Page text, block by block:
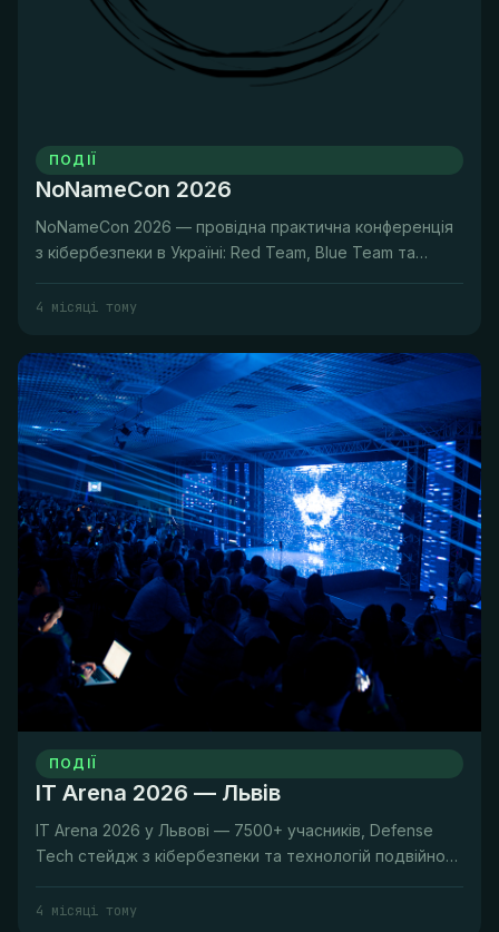
ПОДІЇ
NoNameCon 2026
NoNameCon 2026 — провідна практична конференція
з кібербезпеки в Україні: Red Team, Blue Team та
4 місяці тому
ПОДІЇ
IT Arena 2026 — Львів
IT Arena 2026 у Львові — 7500+ учасників, Defense
Tech стейдж з кібербезпеки та технологій подвійного
4 місяці тому